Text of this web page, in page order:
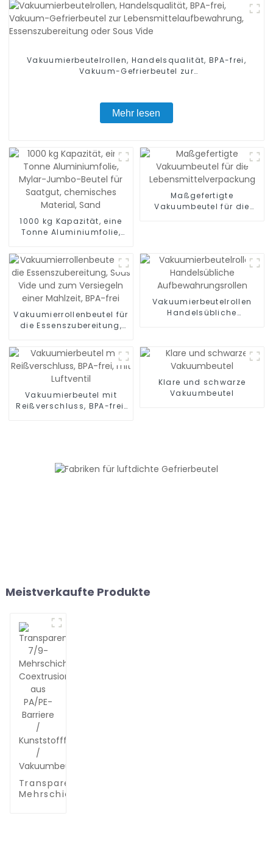
Vakuumierbeutelrollen, Handelsqualität, BPA-frei,
Vakuum-Gefrierbeutel zur
Mehr lesen
1000 kg Kapazität, eine
Tonne Aluminiumfolie,
Saatgut, chemisches
Material, Sand
Maßgefertigte
Vakuumbeutel für die
Vakuumierrollenbeutel für
die Essenszubereitung,
Versiegeln einer Mahlzeit,
BPA-frei
Vakuumierbeutelrollen
Handelsübliche
Vakuumierbeutel mit
Reißverschluss, BPA-frei,
Klare und schwarze
Vakuumbeutel
Meistverkaufte Produkte
Transparente 7/9-
Mehrschicht-